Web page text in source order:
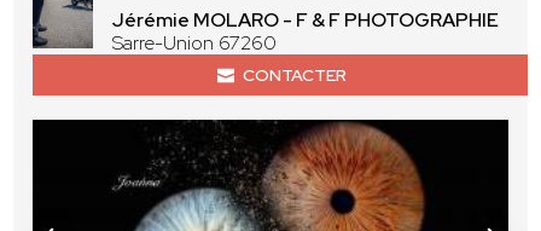
Jérémie MOLARO - F & F PHOTOGRAPHIE
Sarre-Union 67260
CONTACTER